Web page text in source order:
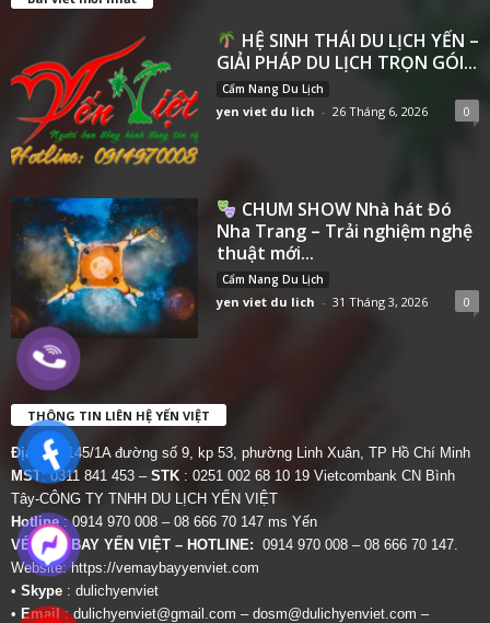
HỆ SINH THÁI DU LỊCH YẾN –
GIẢI PHÁP DU LỊCH TRỌN GÓI...
Cẩm Nang Du Lịch
yen viet du lich - 26 Tháng 6, 2026 0
CHUM SHOW Nhà hát Đó
Nha Trang – Trải nghiệm nghệ
thuật mới...
Cẩm Nang Du Lịch
yen viet du lich - 31 Tháng 3, 2026 0
THÔNG TIN LIÊN HỆ YẾN VIỆT
Địa chỉ:
145/1A đường số 9, kp 53, phường Linh Xuân, TP Hồ Chí Minh
MST: 0311 841 453 – STK : 0251 002 68 10 19 Vietcombank CN Bình
Tây-CÔNG TY TNHH DU LỊCH YẾN VIỆT
Hotline: 0914 970 008 – 08 666 70 147 ms Yến
VÉ MÁY BAY YẾN VIỆT – HOTLINE: 0914 970 008 – 08 666 70 147.
Website:https://vemaybayyenviet.com
• Skype : dulichyenviet
• Email:dulichyenviet@gmail.com – dosm@dulichyenviet.com –